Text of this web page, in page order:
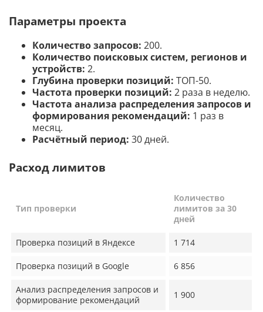
Параметры проекта
Количество запросов: 200.
Количество поисковых систем, регионов и
устройств: 2.
Глубина проверки позиций: ТОП-50.
Частота проверки позиций: 2 раза в неделю.
Частота анализа распределения запросов и
формирования рекомендаций: 1 раз в
месяц.
Расчётный период: 30 дней.
Расход лимитов
Тип проверки
Количество
лимитов за 30
дней
Проверка позиций в Яндексе 1 714
Проверка позиций в Google 6 856
Анализ распределения запросов и
формирование рекомендаций
1 900